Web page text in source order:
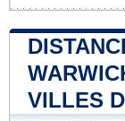
VILLES